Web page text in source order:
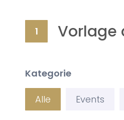
1 Vorlage
Kategorie
Alle Events